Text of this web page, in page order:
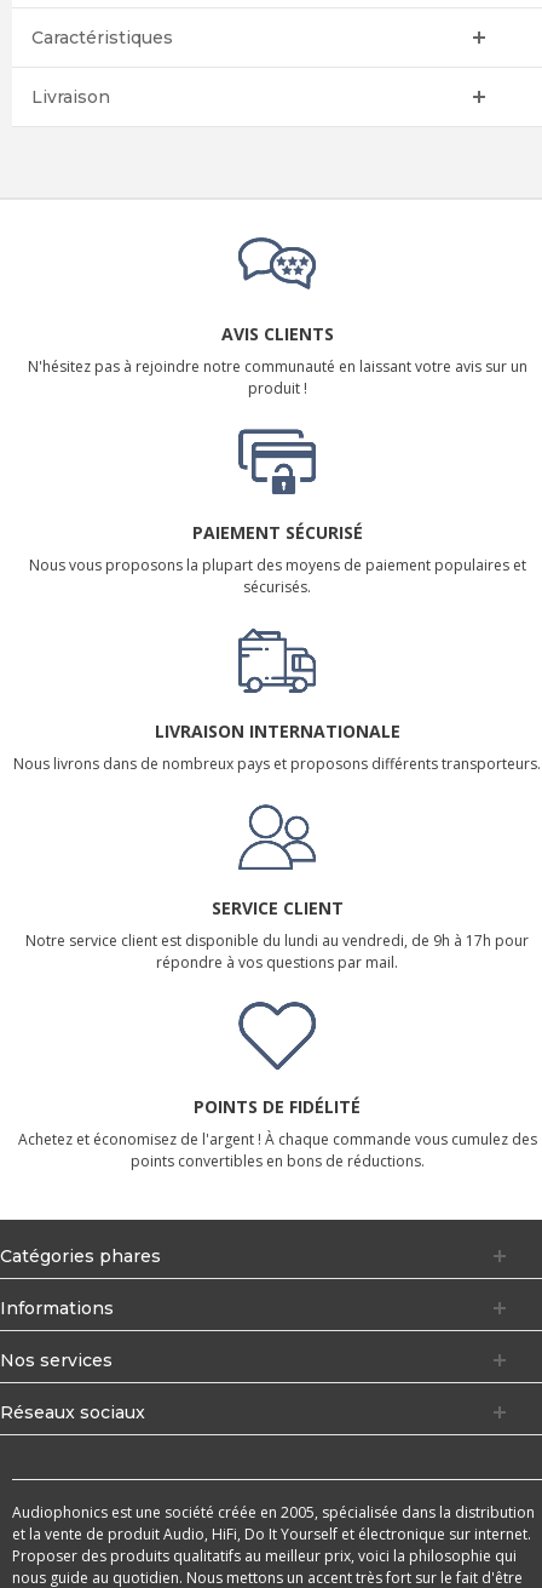
Caractéristiques
Livraison
AVIS CLIENTS
N'hésitez pas à rejoindre notre communauté en laissant votre avis sur un
produit !
PAIEMENT SÉCURISÉ
Nous vous proposons la plupart des moyens de paiement populaires et
sécurisés.
LIVRAISON INTERNATIONALE
Nous livrons dans de nombreux pays et proposons différents transporteurs.
SERVICE CLIENT
Notre service client est disponible du lundi au vendredi, de 9h à 17h pour
répondre à vos questions par mail.
POINTS DE FIDÉLITÉ
Achetez et économisez de l'argent ! À chaque commande vous cumulez des
points convertibles en bons de réductions.
Catégories phares
Informations
Nos services
Réseaux sociaux
Audiophonics est une société créée en 2005, spécialisée dans la distribution
et la vente de produit Audio, HiFi, Do It Yourself et électronique sur internet.
Proposer des produits qualitatifs au meilleur prix, voici la philosophie qui
nous guide au quotidien. Nous mettons un accent très fort sur le fait d'être